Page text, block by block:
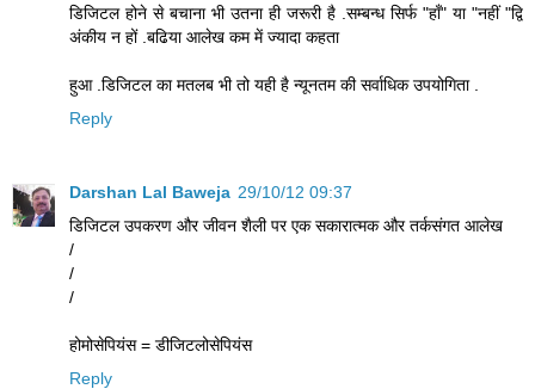
डिजिटल होने से बचाना भी उतना ही जरूरी है .सम्बन्ध सिर्फ "हाँ" या "नहीं "द्वि
अंकीय न हों .बढिया आलेख कम में ज्यादा कहता
हुआ .डिजिटल का मतलब भी तो यही है न्यूनतम की सर्वाधिक उपयोगिता .
Reply
Darshan Lal Baweja 29/10/12 09:37
डिजिटल उपकरण और जीवन शैली पर एक सकारात्मक और तर्कसंगत आलेख
/
/
/
होमोसेपियंस = डीजिटलोसेपियंस
Reply